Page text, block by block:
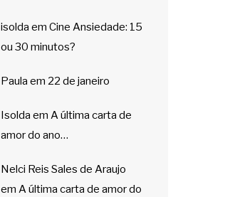
isolda em Cine Ansiedade: 15
ou 30 minutos?
Paula em 22 de janeiro
Isolda em A última carta de
amor do ano…
Nelci Reis Sales de Araujo
em A última carta de amor do